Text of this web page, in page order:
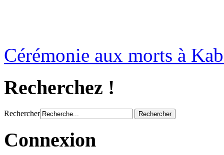
Cérémonie aux morts à
Recherchez !
Rechercher
Connexion